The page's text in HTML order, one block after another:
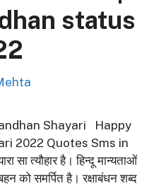
status
Bandhan Shayari Happy
2022 Quotes Sms in
सा त्यौहार है। हिन्दू मान्यताओं
को समर्पित है। रक्षाबंधन शब्द